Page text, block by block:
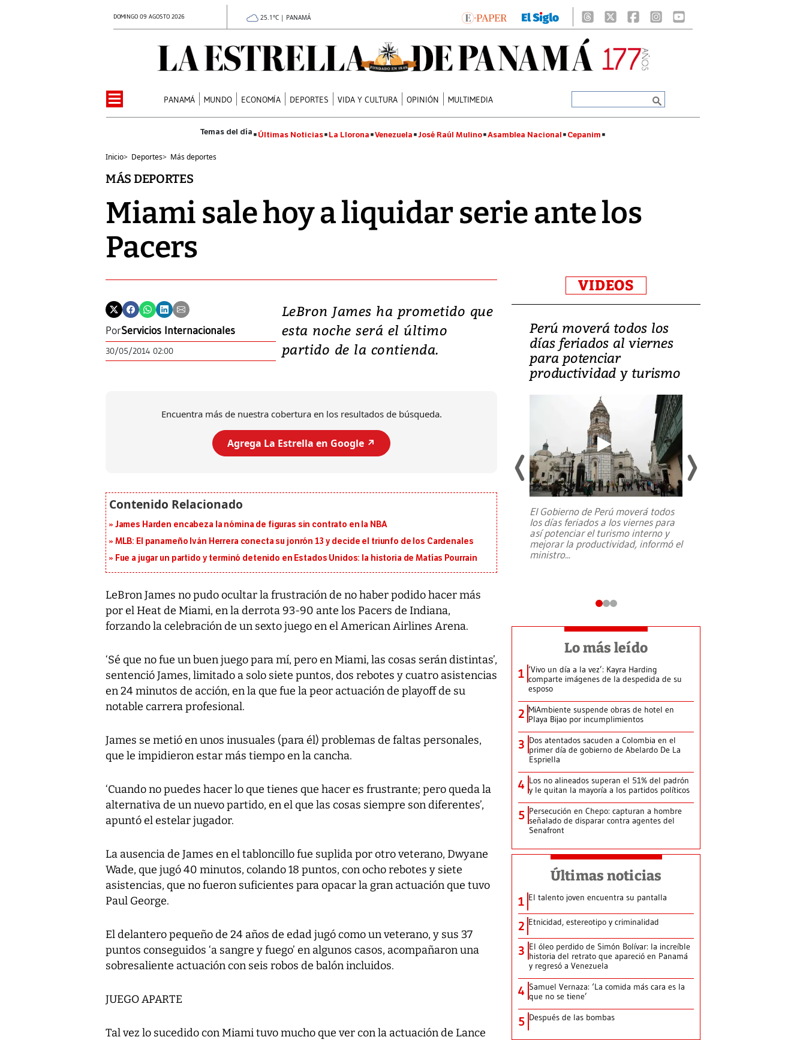
DOMINGO 09 AGOSTO 2026 25.1°C | PANAMÁ
PANAMÁ MUNDO ECONOMÍA DEPORTES VIDA Y CULTURA OPINIÓN MULTIMEDIA
Últimas Noticias La Llorona Venezuela José Raúl Mulino Asamblea Nacional Cepanim
Inicio> Deportes> Más deportes
MÁS DEPORTES
Miami sale hoy a liquidar serie ante los
Pacers
PorServicios Internacionales
30/05/2014 02:00
LeBron James ha prometido que
esta noche será el último
partido de la contienda.
Encuentra más de nuestra cobertura en los resultados de búsqueda.
Agrega La Estrella en Google ↗️
James Harden encabeza la nómina de figuras sin contrato en la NBA
MLB: El panameño Iván Herrera conecta su jonrón 13 y decide el triunfo de los Cardenales
Fue a jugar un partido y terminó detenido en Estados Unidos: la historia de Matías Pourrain
LeBron James no pudo ocultar la frustración de no haber podido hacer más
por el Heat de Miami, en la derrota 93-90 ante los Pacers de Indiana,
forzando la celebración de un sexto juego en el American Airlines Arena.
‘Sé que no fue un buen juego para mí, pero en Miami, las cosas serán distintas’,
sentenció James, limitado a solo siete puntos, dos rebotes y cuatro asistencias
en 24 minutos de acción, en la que fue la peor actuación de playoff de su
notable carrera profesional.
James se metió en unos inusuales (para él) problemas de faltas personales,
que le impidieron estar más tiempo en la cancha.
‘Cuando no puedes hacer lo que tienes que hacer es frustrante; pero queda la
alternativa de un nuevo partido, en el que las cosas siempre son diferentes’,
apuntó el estelar jugador.
La ausencia de James en el tabloncillo fue suplida por otro veterano, Dwyane
Wade, que jugó 40 minutos, colando 18 puntos, con ocho rebotes y siete
asistencias, que no fueron suficientes para opacar la gran actuación que tuvo
Paul George.
El delantero pequeño de 24 años de edad jugó como un veterano, y sus 37
puntos conseguidos ‘a sangre y fuego’ en algunos casos, acompañaron una
sobresaliente actuación con seis robos de balón incluidos.
JUEGO APARTE
Tal vez lo sucedido con Miami tuvo mucho que ver con la actuación de Lance
VIDEOS
Video: Lula lanza su
candidatura con
promesas de inversión
Entre recuerdos y escuetas
referencias hacia sus adversarios, el
presidente de Brasil, Luiz Inácio Lula
da Silva, oficializó este domingo su
candidatura...
Perú moverá todos los
días feriados al viernes
para potenciar
productividad y turismo
El Gobierno de Perú moverá todos
los días feriados a los viernes para
así potenciar el turismo interno y
mejorar la productividad, informó el
ministro...
Lo más leído
1 ‘Vivo un día a la vez’: Kayra Harding
comparte imágenes de la despedida de su
esposo
2 MiAmbiente suspende obras de hotel en
Playa Bijao por incumplimientos
3 Dos atentados sacuden a Colombia en el
primer día de gobierno de Abelardo De La
Espriella
4 Los no alineados superan el 51% del padrón
y le quitan la mayoría a los partidos políticos
5 Persecución en Chepo: capturan a hombre
señalado de disparar contra agentes del
Senafront
Últimas noticias
1 El talento joven encuentra su pantalla​
2 Etnicidad, estereotipo y criminalidad
3 El óleo perdido de Simón Bolívar: la increíble
historia del retrato que apareció en Panamá
y regresó a Venezuela
4 Samuel Vernaza: ‘La comida más cara es la
que no se tiene’
5 Después de las bombas